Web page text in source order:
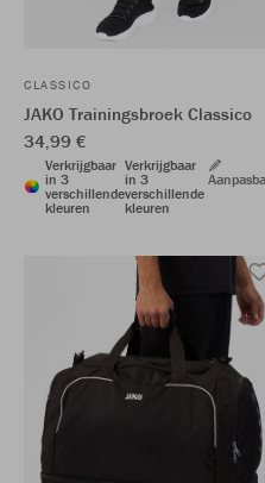
CLASSICO
JAKO Trainingsbroek Classico
34,99 €
Verkrijgbaar
in 3
verschillende
kleuren
Verkrijgbaar
in 3
verschillende
kleuren